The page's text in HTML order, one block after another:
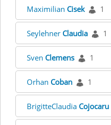
Maximilian Cisek 1
Seylehner Claudia 1
Sven Clemens 1
Orhan Coban 1
BrigitteClaudia Cojocaru